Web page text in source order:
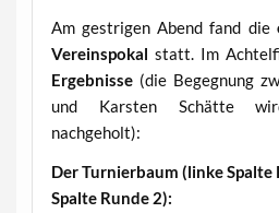
Am gestrigen Abend fand die
Vereinspokal statt. Im
Ergebnisse(die Begegnung
und Karsten Schätte
nachgeholt):
Der Turnierbaum (linke Spalte
Spalte Runde 2):